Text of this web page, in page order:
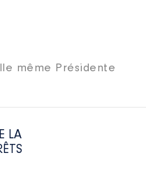
même Présidente
LA